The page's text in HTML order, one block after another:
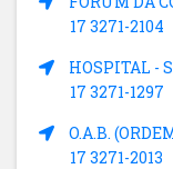
17 3271-2104
HOSPITAL -
17 3271-1297
O.A.B.
17 3271-2013